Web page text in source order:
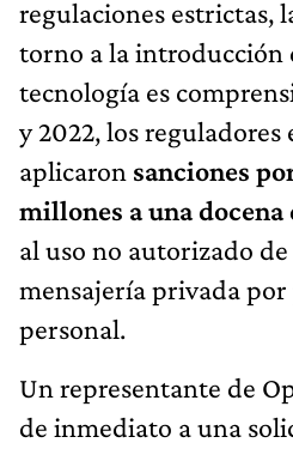
regulaciones estrictas,
torno a la introducción
tecnología es
y 2022, los reguladores
aplicaron sanciones
millones a una docena
al uso no autorizado
mensajería privada por
personal.
Un representante de
de inmediato a una